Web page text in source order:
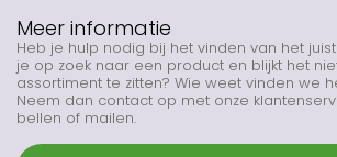
Meer informatie
Heb je hulp nodig bij het vinden van het
je op zoek naar een product en blijkt het
assortiment te zitten? Wie weet vinden we
Neem dan contact op met onze
bellen of mailen.